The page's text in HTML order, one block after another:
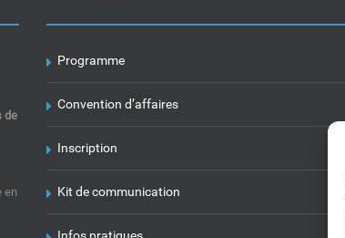
de
en
Programme
Convention d’affaires
Inscription
Kit de communication
Infos pratiques